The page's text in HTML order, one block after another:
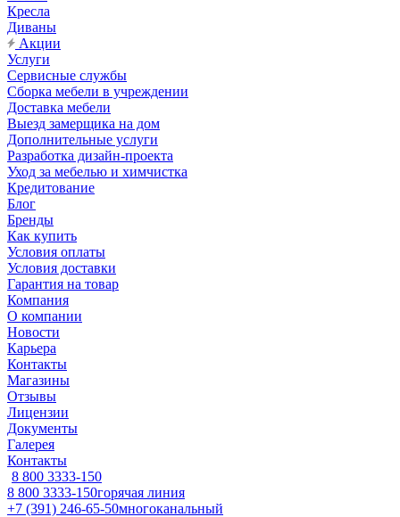
Кресла
Диваны
Акции
Услуги
Сервисные службы
Сборка мебели в учреждении
Доставка мебели
Выезд замерщика на дом
Дополнительные услуги
Разработка дизайн-проекта
Уход за мебелью и химчистка
Кредитование
Блог
Бренды
Как купить
Условия оплаты
Условия доставки
Гарантия на товар
Компания
О компании
Новости
Карьера
Контакты
Магазины
Отзывы
Лицензии
Документы
Галерея
Контакты
8 800 3333-150
8 800 3333-150горячая линия
+7 (391) 246-65-50многоканальный